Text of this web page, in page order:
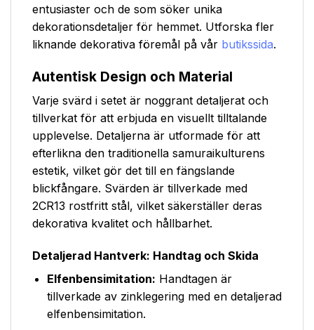
entusiaster och de som söker unika
dekorationsdetaljer för hemmet. Utforska fler
liknande dekorativa föremål på vår butikssida.
Autentisk Design och Material
Varje svärd i setet är noggrant detaljerat och
tillverkat för att erbjuda en visuellt tilltalande
upplevelse. Detaljerna är utformade för att
efterlikna den traditionella samuraikulturens
estetik, vilket gör det till en fängslande
blickfångare. Svärden är tillverkade med
2CR13 rostfritt stål, vilket säkerställer deras
dekorativa kvalitet och hållbarhet.
Detaljerad Hantverk: Handtag och Skida
Elfenbensimitation: Handtagen är
tillverkade av zinklegering med en detaljerad
elfenbensimitation.